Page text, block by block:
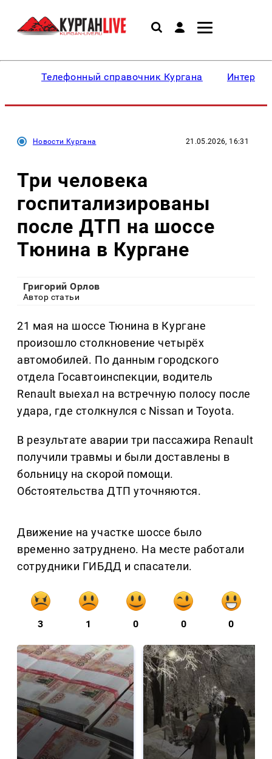
Телефонный справочник Кургана
Новости Кургана 21.05.2026, 16:31
Три человека
госпитализированы
после ДТП на шоссе
Тюнина в Кургане
Григорий Орлов
Автор статьи
21 мая на шоссе Тюнина в Кургане
произошло столкновение четырёх
автомобилей. По данным городского
отдела Госавтоинспекции, водитель
Renault выехал на встречную полосу после
удара, где столкнулся с Nissan и Toyota.
В результате аварии три пассажира Renault
получили травмы и были доставлены в
больницу на скорой помощи.
Обстоятельства ДТП уточняются.
Движение на участке шоссе было
временно затруднено. На месте работали
сотрудники ГИБДД и спасатели.
3 1 0 0 0